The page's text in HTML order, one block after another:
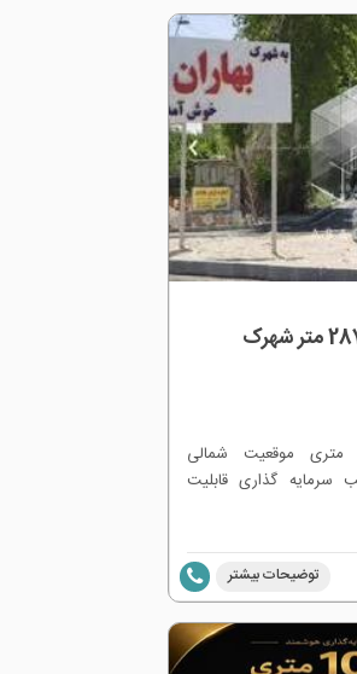
فروش زمین مسکونی 287/5 متر شهرک
زمین 287/5 متر کوچه 12 متری موقعیت شمالی
مناسب سرمایه گذاری قابلیت
توضیحات بیشتر